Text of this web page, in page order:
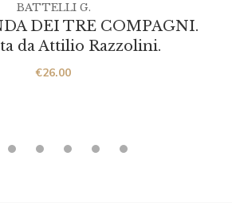
DEI TRE COMPAGNI.
da Attilio Razzolini.
€26.00
BATTELLI G.